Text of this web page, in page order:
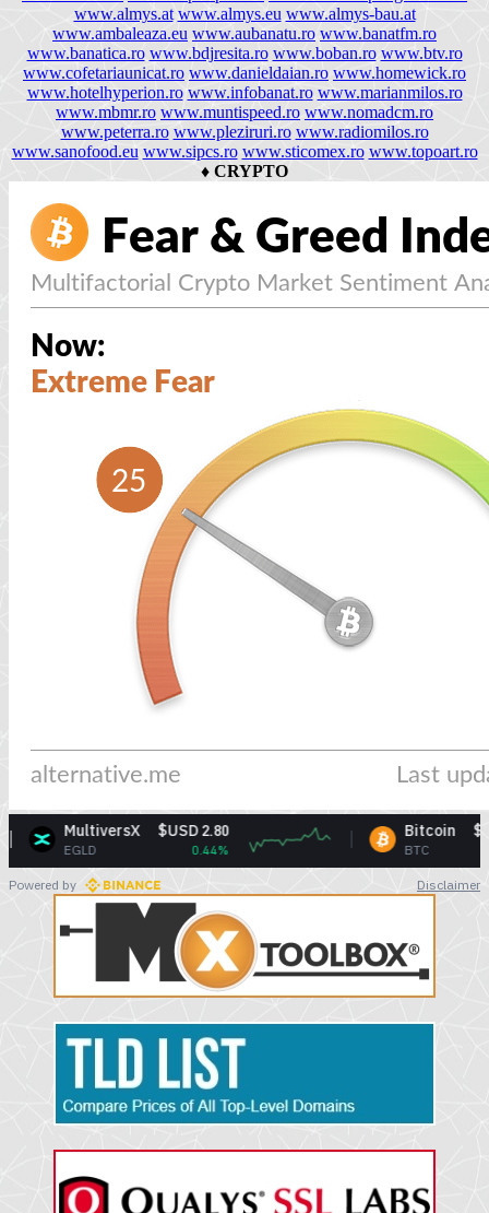
www.almys.at www.almys.eu www.almys-bau.at
www.ambaleaza.eu www.aubanatu.ro www.banatfm.ro
www.banatica.ro www.bdjresita.ro www.boban.ro www.btv.ro
www.cofetariaunicat.ro www.danieldaian.ro www.homewick.ro
www.hotelhyperion.ro www.infobanat.ro www.marianmilos.ro
www.mbmr.ro www.muntispeed.ro www.nomadcm.ro
www.peterra.ro www.pleziruri.ro www.radiomilos.ro
www.sanofood.eu www.sipcs.ro www.sticomex.ro www.topoart.ro
♦ CRYPTO
Bitcoin $USD 64,502.89
0.54%
Powered by Disclaimer